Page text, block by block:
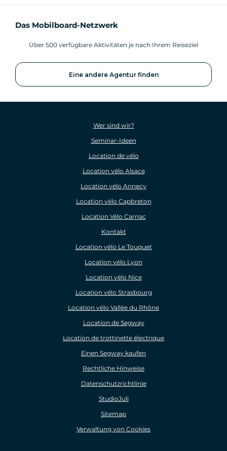
Das Mobilboard-Netzwerk
Über 500 verfügbare Aktivitäten je nach Ihrem Reiseziel
Eine andere Agentur finden
Wer sind wir?
Seminar-Ideen
Location de vélo
Location vélo Alsace
Location vélo Annecy
Location vélo Capbreton
Location Vélo Carnac
Kontakt
Location vélo Le Touquet
Location vélo Lyon
Location vélo Nice
Location vélo Strasbourg
Location vélo Vallée du Rhône
Location de Segway
Location de trottinette électrique
Einen Segway kaufen
Rechtliche Hinweise
Datenschutzrichtlinie
StudioJuli
Sitemap
Verwaltung von Cookies